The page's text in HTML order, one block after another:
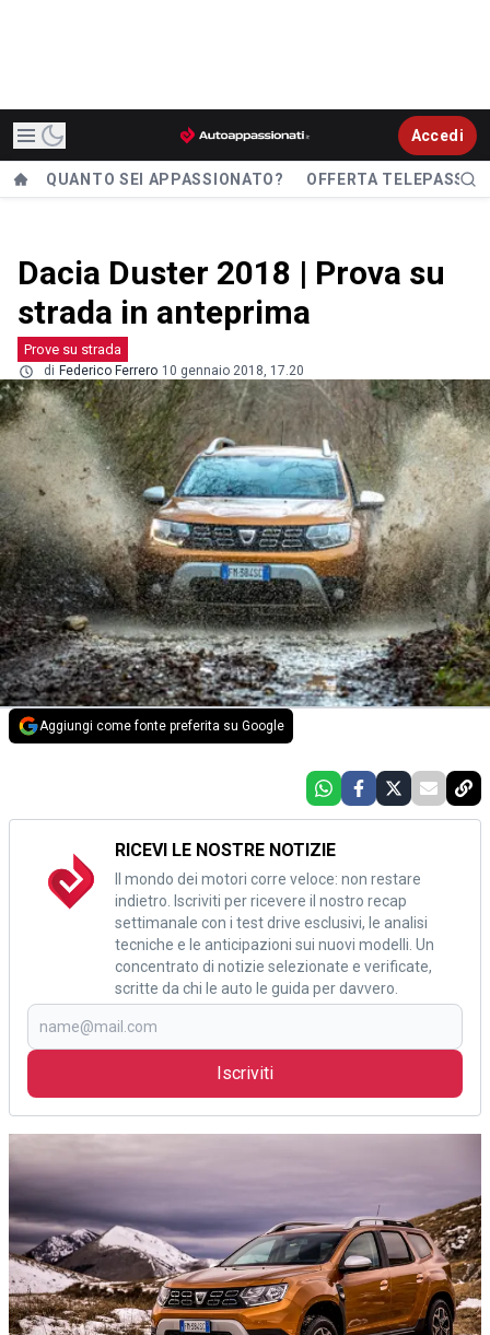
Accedi
QUANTO SEI APPASSIONATO? OFFERTA TELEPASS
Dacia Duster 2018 | Prova su
strada in anteprima
Prove su strada
di Federico Ferrero 10 gennaio 2018, 17.20
Aggiungi come fonte preferita su Google
RICEVI LE NOSTRE NOTIZIE
Il mondo dei motori corre veloce: non restare
indietro. Iscriviti per ricevere il nostro recap
settimanale con i test drive esclusivi, le analisi
tecniche e le anticipazioni sui nuovi modelli. Un
concentrato di notizie selezionate e verificate,
scritte da chi le auto le guida per davvero.
Iscriviti